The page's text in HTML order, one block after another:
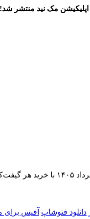
اپلیکیشن مک نید منتشر شد!
دانلود فتوشاپ آفیس برای